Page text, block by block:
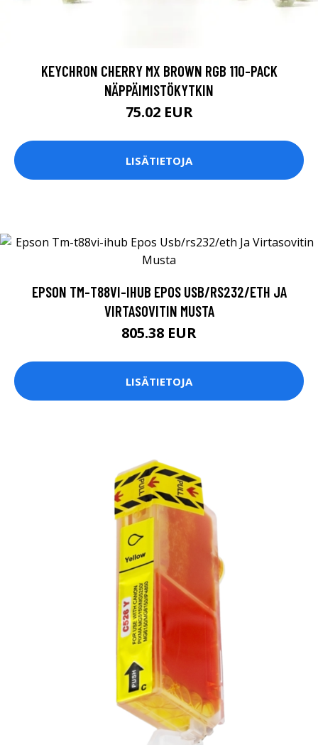
KEYCHRON CHERRY MX BROWN RGB 110-PACK
NÄPPÄIMISTÖKYTKIN
75.02 EUR
LISÄTIETOJA
EPSON TM-T88VI-IHUB EPOS USB/RS232/ETH JA
VIRTASOVITIN MUSTA
805.38 EUR
LISÄTIETOJA